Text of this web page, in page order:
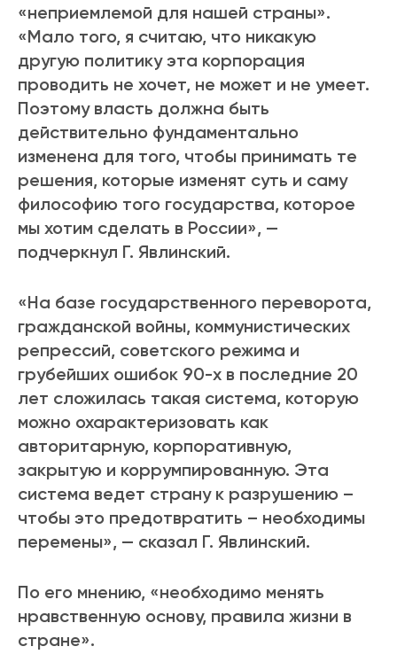
«неприемлемой для нашей страны».
«Мало того, я считаю, что никакую
другую политику эта корпорация
проводить не хочет, не может и не умеет.
Поэтому власть должна быть
действительно фундаментально
изменена для того, чтобы принимать те
решения, которые изменят суть и саму
философию того государства, которое
мы хотим сделать в России», —
подчеркнул Г. Явлинский.
«На базе государственного переворота,
гражданской войны, коммунистических
репрессий, советского режима и
грубейших ошибок 90-х в последние 20
лет сложилась такая система, которую
можно охарактеризовать как
авторитарную, корпоративную,
закрытую и коррумпированную. Эта
система ведет страну к разрушению –
чтобы это предотвратить – необходимы
перемены», — сказал Г. Явлинский.
По его мнению, «необходимо менять
нравственную основу, правила жизни в
стране».